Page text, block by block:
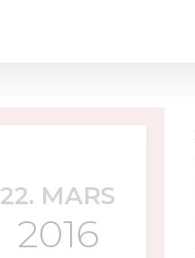
22. MARS
2016